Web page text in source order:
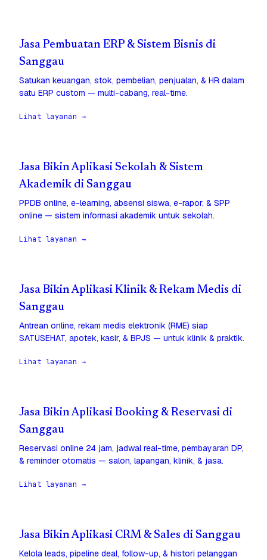
Jasa Pembuatan ERP & Sistem Bisnis di
Sanggau
Satukan keuangan, stok, pembelian, penjualan, & HR dalam
satu ERP custom — multi-cabang, real-time.
Lihat layanan →
Jasa Bikin Aplikasi Sekolah & Sistem
Akademik di Sanggau
PPDB online, e-learning, absensi siswa, e-rapor, & SPP
online — sistem informasi akademik untuk sekolah.
Lihat layanan →
Jasa Bikin Aplikasi Klinik & Rekam Medis di
Sanggau
Antrean online, rekam medis elektronik (RME) siap
SATUSEHAT, apotek, kasir, & BPJS — untuk klinik & praktik.
Lihat layanan →
Jasa Bikin Aplikasi Booking & Reservasi di
Sanggau
Reservasi online 24 jam, jadwal real-time, pembayaran DP,
& reminder otomatis — salon, lapangan, klinik, & jasa.
Lihat layanan →
Jasa Bikin Aplikasi CRM & Sales di Sanggau
Kelola leads, pipeline deal, follow-up, & histori pelanggan